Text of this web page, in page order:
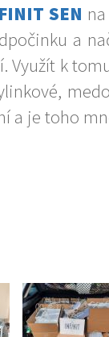
SEN
a
Využít k
a je toho